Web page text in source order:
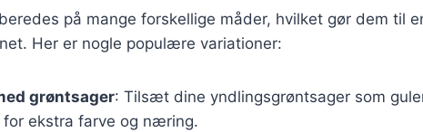
på mange forskellige måder, hvilket gør dem til
Her er nogle populære variationer:
grøntsager: Tilsæt dine yndlingsgrøntsager som
ekstra farve og næring.